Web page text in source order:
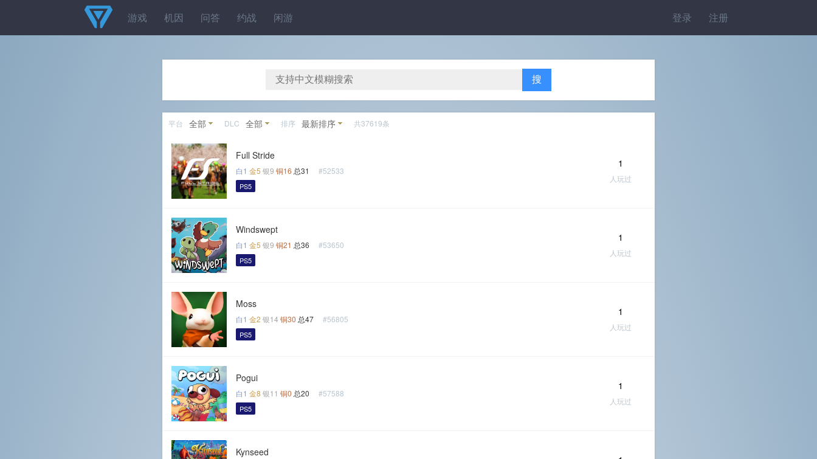
登录 注册
游戏 机因 问答 约战 闲游
搜
平台 全部 DLC 全部 排序 最新排序 共37619条
Full Stride
白1 金5 银9 铜16 总31 #52533
PS5
1
人玩过
Windswept
白1 金5 银9 铜21 总36 #53650
PS5
1
人玩过
Moss
白1 金2 银14 铜30 总47 #56805
PS5
1
人玩过
Pogui
白1 金8 银11 铜0 总20 #57588
PS5
1
人玩过
Kynseed